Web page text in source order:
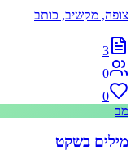
צופה, מקשיב, כותב
3
0
0
מב
מילים בשקט